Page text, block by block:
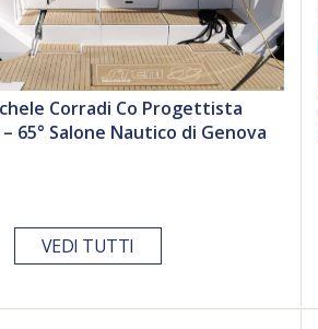
Corradi Co Progettista
65° Salone Nautico di Genova
VEDI TUTTI